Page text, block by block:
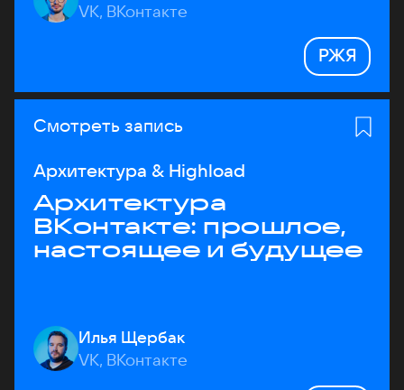
VK, ВКонтакте
РЖЯ
Смотреть запись
Архитектура & Highload
Архитектура
ВКонтакте: прошлое,
настоящее и будущее
Илья Щербак
VK, ВКонтакте